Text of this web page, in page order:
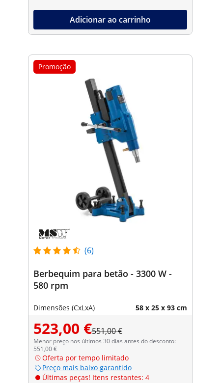
Adicionar ao carrinho
Promoção
(6)
Berbequim para betão - 3300 W -
580 rpm
Dimensões (CxLxA) 58 x 25 x 93 cm
523,00 €551,00 €
Menor preço nos últimos 30 dias antes do desconto:
551,00 €
Oferta por tempo limitado
Preço mais baixo garantido
Últimas peças! Itens restantes: 4